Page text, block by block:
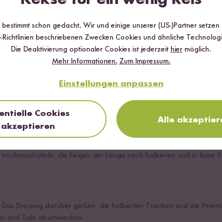
doppelten Menge Wasser und einer Prise Salz aufsetzen und 10
stellen, wenn das Wasser kocht, auf die niedrigste stellen
lassen.
waschen und halbieren.
trockenschütteln, die Feigen der Länge nach halbieren und in feine
Das Dressing darüber gießen, die halbierten Trauben und die
und Salz abschmecken.
bestimmt schon gedacht. Wir und einige unserer (US-)Partner
Richtlinien beschriebenen Zwecken Cookies und ähnliche
Die Deaktivierung optionaler Cookies ist jederzeit hier möglich.
Mehr Informationen. Zum Impressum.
Einstellungen anpassen
Cookies
akzeptieren
Alle